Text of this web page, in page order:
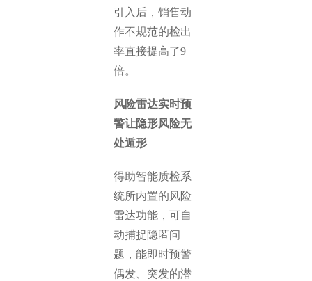
引入后，销售动
作不规范的检出
率直接提高了9
倍。
风险雷达实时预
警让隐形风险无
处遁形
得助智能质检系
统所内置的风险
雷达功能，可自
动捕捉隐匿问
题，能即时预警
偶发、突发的潜